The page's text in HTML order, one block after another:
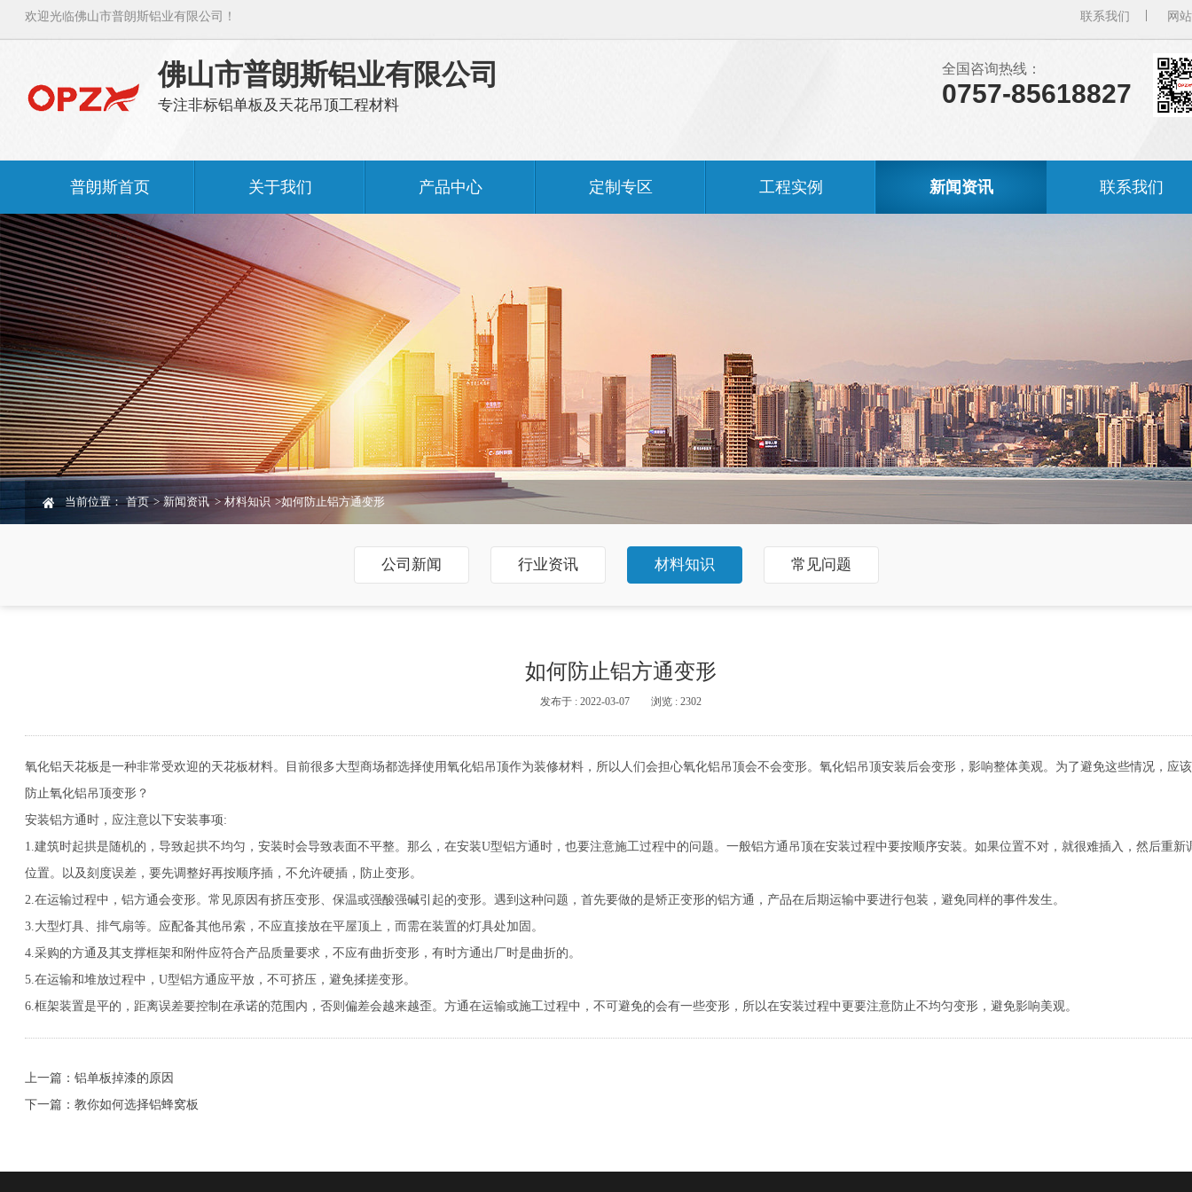
联系我们 网
欢迎光临佛山市普朗斯铝业有限公司！
佛山市普朗斯铝业有限公司
专注非标铝单板及天花吊顶工程材料
全国咨询热线：
0757-85618827
普朗斯首页 关于我们 产品中心 定制专区 工程实例 新闻资讯 联系我们
当前位置： 首页 > 新闻资讯 > 材料知识 >如何防止铝方通变形
公司新闻 行业资讯 材料知识 常见问题
如何防止铝方通变形
发布于 : 2022-03-07 浏览 : 2302
氧化铝天花板是一种非常受欢迎的天花板材料。目前很多大型商场都选择使用氧化铝吊顶作为装修材料，所以人们会担心氧化铝吊顶会不会变形。氧化铝吊顶安装后会变形，影响整体美观。为了避免这些情况，应
防止氧化铝吊顶变形？
安装铝方通时，应注意以下安装事项:
1.建筑时起拱是随机的，导致起拱不均匀，安装时会导致表面不平整。那么，在安装U型铝方通时，也要注意施工过程中的问题。一般铝方通吊顶在安装过程中要按顺序安装。如果位置不对，就很难插入，然后重新
位置。以及刻度误差，要先调整好再按顺序插，不允许硬插，防止变形。
2.在运输过程中，铝方通会变形。常见原因有挤压变形、保温或强酸强碱引起的变形。遇到这种问题，首先要做的是矫正变形的铝方通，产品在后期运输中要进行包装，避免同样的事件发生。
3.大型灯具、排气扇等。应配备其他吊索，不应直接放在平屋顶上，而需在装置的灯具处加固。
4.采购的方通及其支撑框架和附件应符合产品质量要求，不应有曲折变形，有时方通出厂时是曲折的。
5.在运输和堆放过程中，U型铝方通应平放，不可挤压，避免揉搓变形。
6.框架装置是平的，距离误差要控制在承诺的范围内，否则偏差会越来越歪。方通在运输或施工过程中，不可避免的会有一些变形，所以在安装过程中更要注意防止不均匀变形，避免影响美观。
上一篇：铝单板掉漆的原因
下一篇：教你如何选择铝蜂窝板